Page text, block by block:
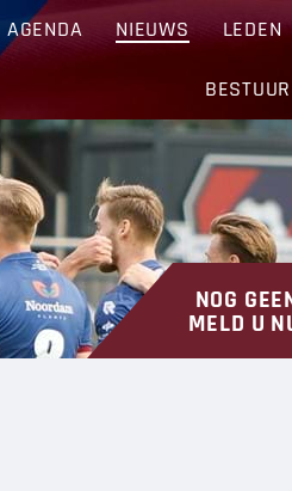
AGENDA NIEUWS LEDEN
BESTUUR
NOG
MELD U